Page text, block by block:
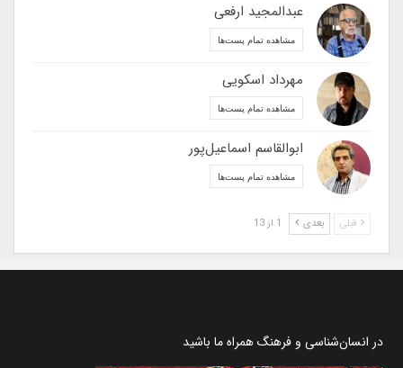
عبدالمجید ارفعی
مشاهده تمام پست‌ها
مهرداد اسکویی
مشاهده تمام پست‌ها
ابوالقاسم اسماعیل‌پور
مشاهده تمام پست‌ها
قبلی بعدی
در انسان‌شناسی و فرهنگ همراه ما باشید